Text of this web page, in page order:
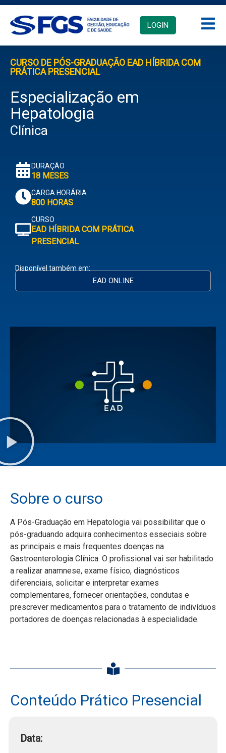
LOGIN
CURSO DE PÓS-GRADUAÇÃO EAD HÍBRIDA COM
PRÁTICA PRESENCIAL
Especialização em
Hepatologia
Clínica
DURAÇÃO
18 MESES
CARGA HORÁRIA
800 HORAS
CURSO
EAD HÍBRIDA COM PRÁTICA
PRESENCIAL
Disponível também em:
EAD ONLINE
Sobre o curso
A Pós-Graduação em Hepatologia vai possibilitar que o
pós-graduando adquira conhecimentos esseciais sobre
as principais e mais frequentes doenças na
Gastroenterologia Clínica. O profissional vai ser habilitado
a realizar anamnese, exame físico, diagnósticos
diferenciais, solicitar e interpretar exames
complementares, fornecer orientações, condutas e
prescrever medicamentos para o tratamento de indivíduos
portadores de doenças relacionadas à especialidade.
Conteúdo Prático Presencial
Data: